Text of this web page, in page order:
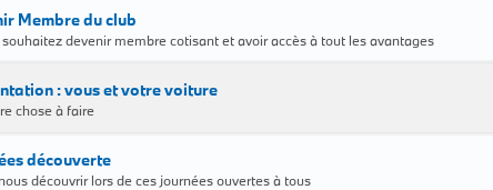
Membre du club
devenir membre cotisant et avoir accès à tout les avantages
: vous et votre voiture
chose à faire
découverte
découvrir lors de ces journées ouvertes à tous